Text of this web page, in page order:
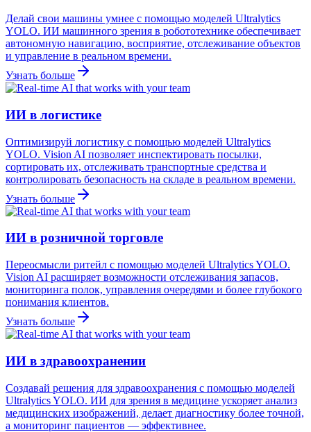
Делай свои машины умнее с помощью моделей Ultralytics
YOLO. ИИ машинного зрения в робототехнике обеспечивает
автономную навигацию, восприятие, отслеживание объектов
и управление в реальном времени.
Узнать больше
ИИ в логистике
Оптимизируй логистику с помощью моделей Ultralytics
YOLO. Vision AI позволяет инспектировать посылки,
сортировать их, отслеживать транспортные средства и
контролировать безопасность на складе в реальном времени.
Узнать больше
ИИ в розничной торговле
Переосмысли ритейл с помощью моделей Ultralytics YOLO.
Vision AI расширяет возможности отслеживания запасов,
мониторинга полок, управления очередями и более глубокого
понимания клиентов.
Узнать больше
ИИ в здравоохранении
Создавай решения для здравоохранения с помощью моделей
Ultralytics YOLO. ИИ для зрения в медицине ускоряет анализ
медицинских изображений, делает диагностику более точной,
а мониторинг пациентов — эффективнее.